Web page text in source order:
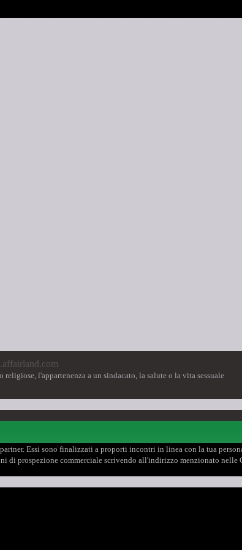
l'appartenenza a un sindacato, la salute o la vita sessuale
Essi sono finalizzati a proporti incontri in linea con la tua
di prospezione commerciale scrivendo all'indirizzo menzionato nelle